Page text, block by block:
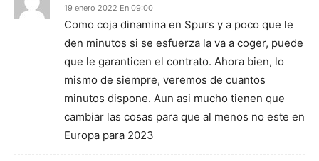
19 enero 2022 En 09:00
Como coja dinamina en Spurs y a poco que le
den minutos si se esfuerza la va a coger, puede
que le garanticen el contrato. Ahora bien, lo
mismo de siempre, veremos de cuantos
minutos dispone. Aun asi mucho tienen que
cambiar las cosas para que al menos no este en
Europa para 2023